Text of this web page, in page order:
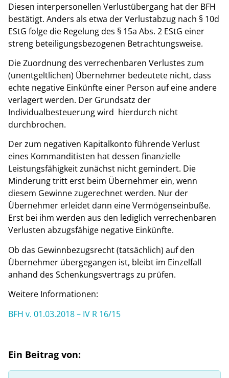
Diesen interpersonellen Verlustübergang hat der BFH
bestätigt. Anders als etwa der Verlustabzug nach § 10d
EStG folge die Regelung des § 15a Abs. 2 EStG einer
streng beteiligungsbezogenen Betrachtungsweise.
Die Zuordnung des verrechenbaren Verlustes zum
(unentgeltlichen) Übernehmer bedeutete nicht, dass
echte negative Einkünfte einer Person auf eine andere
verlagert werden. Der Grundsatz der
Individualbesteuerung wird hierdurch nicht
durchbrochen.
Der zum negativen Kapitalkonto führende Verlust
eines Kommanditisten hat dessen finanzielle
Leistungsfähigkeit zunächst nicht gemindert. Die
Minderung tritt erst beim Übernehmer ein, wenn
diesem Gewinne zugerechnet werden. Nur der
Übernehmer erleidet dann eine Vermögenseinbuße.
Erst bei ihm werden aus den lediglich verrechenbaren
Verlusten abzugsfähige negative Einkünfte.
Ob das Gewinnbezugsrecht (tatsächlich) auf den
Übernehmer übergegangen ist, bleibt im Einzelfall
anhand des Schenkungsvertrags zu prüfen.
Weitere Informationen:
BFH v. 01.03.2018 – IV R 16/15
Ein Beitrag von: